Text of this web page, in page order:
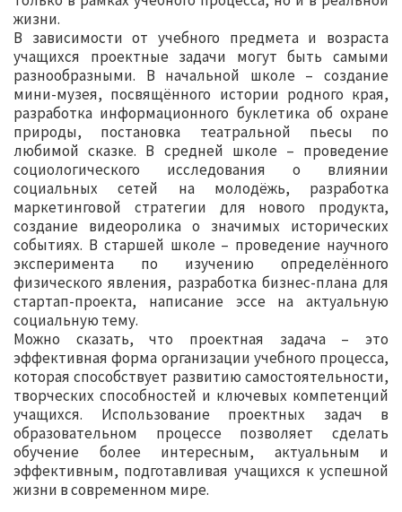
жизни.
В зависимости от учебного предмета и возраста
учащихся проектные задачи могут быть самыми
разнообразными. В начальной школе – создание
мини-музея, посвящённого истории родного края,
разработка информационного буклетика об охране
природы, постановка театральной пьесы по
любимой сказке. В средней школе – проведение
социологического исследования о влиянии
социальных сетей на молодёжь, разработка
маркетинговой стратегии для нового продукта,
создание видеоролика о значимых исторических
событиях. В старшей школе – проведение научного
эксперимента по изучению определённого
физического явления, разработка бизнес-плана для
стартап-проекта, написание эссе на актуальную
социальную тему.
Можно сказать, что проектная задача – это
эффективная форма организации учебного процесса,
которая способствует развитию самостоятельности,
творческих способностей и ключевых компетенций
учащихся. Использование проектных задач в
образовательном процессе позволяет сделать
обучение более интересным, актуальным и
эффективным, подготавливая учащихся к успешной
жизни в современном мире.